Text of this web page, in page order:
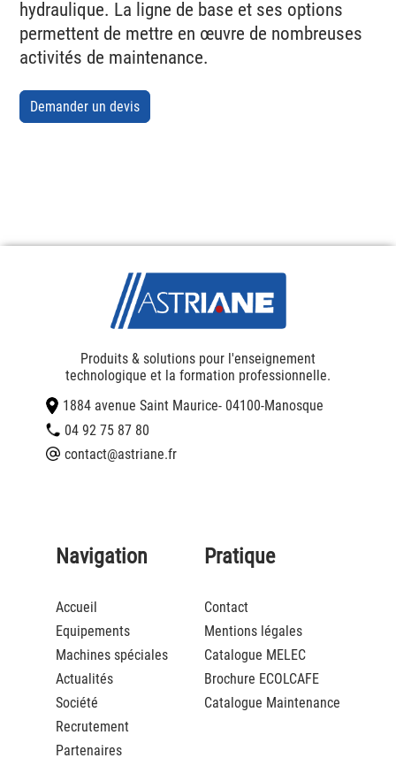
hydraulique. La ligne de base et ses options
permettent de mettre en œuvre de nombreuses
activités de maintenance.
Demander un devis
Produits & solutions pour l'enseignement
technologique et la formation professionnelle.
1884 avenue Saint Maurice- 04100-Manosque
04 92 75 87 80
contact@astriane.fr
Navigation
Accueil
Equipements
Machines spéciales
Actualités
Société
Recrutement
Partenaires
Pratique
Contact
Mentions légales
Catalogue MELEC
Brochure ECOLCAFE
Catalogue Maintenance